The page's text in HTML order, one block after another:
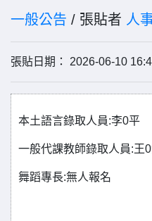
一般公告 / 張貼者 人
張貼日期： 2026-06-10
本土語言錄取人員:李0平
一般代課教師錄取人員:王
舞蹈專長:無人報名